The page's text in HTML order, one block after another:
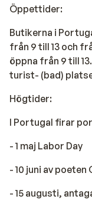
Öppettider:
Butikerna i
från 9 till 13 och
öppna från 9 till
turist- (bad)
Högtider:
I Portugal firar
- 1 maj Labor Day
- 10 juni av poeten
- 15 augusti,